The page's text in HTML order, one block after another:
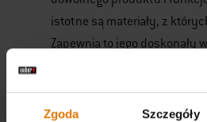
Zgoda Szczegóły
istotne są materiały, z
Zapewnia to jego doskonały
użytkowania. Prezentacja
kolosalne znaczenie wtedy,
w naszym ogródku lub na